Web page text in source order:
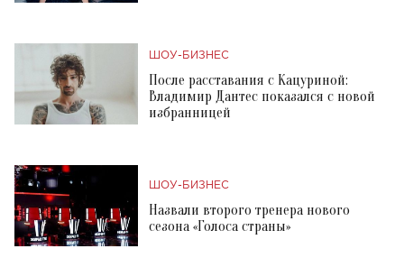
ШОУ-БИЗНЕС
После расставания с Кацуриной:
Владимир Дантес показался с новой
избранницей
ШОУ-БИЗНЕС
Назвали второго тренера нового
сезона «Голоса страны»